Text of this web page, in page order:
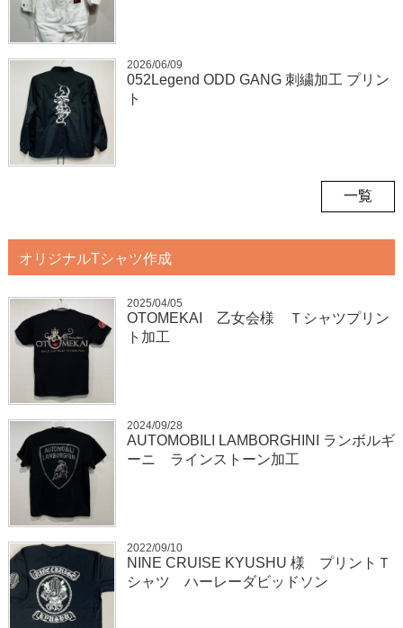
2026/06/09
052Legend ODD GANG 刺繍加工 プリン
ト
一覧
オリジナルTシャツ作成
2025/04/05
OTOMEKAI 乙女会様 Ｔシャツプリン
ト加工
2024/09/28
AUTOMOBILI LAMBORGHINI ランボルギ
ーニ ラインストーン加工
2022/09/10
NINE CRUISE KYUSHU 様 プリントＴ
シャツ ハーレーダビッドソン